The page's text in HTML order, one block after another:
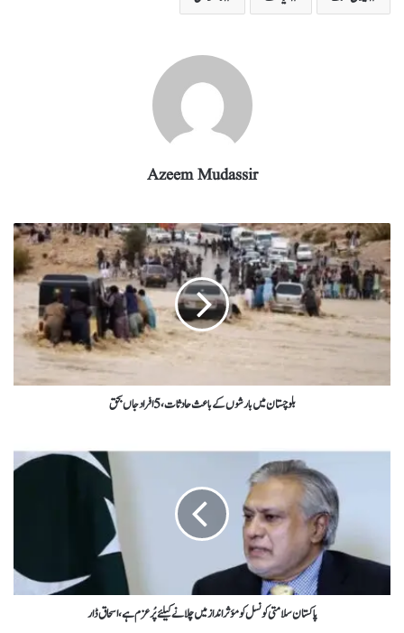
A
ok
r
In
Azeem Mudassir
بلوچستان میں بارشوں کے باعث حادثات، 5 افراد جاں بحق
پاکستان سلامتی کونسل کو مؤثر انداز میں چلانے کیلئے پُرعزم ہے، اسحاق ڈار